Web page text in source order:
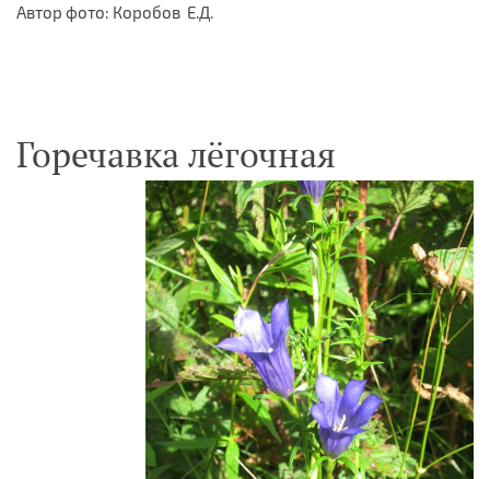
Автор фото: Коробов Е.Д.
Горечавка лёгочная